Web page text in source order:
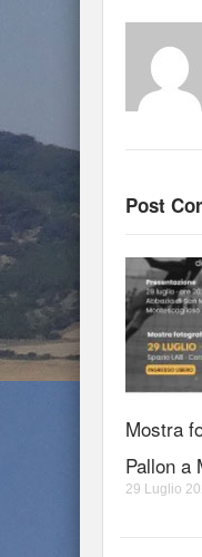
Post
Mostra
Pallon a
29 Luglio